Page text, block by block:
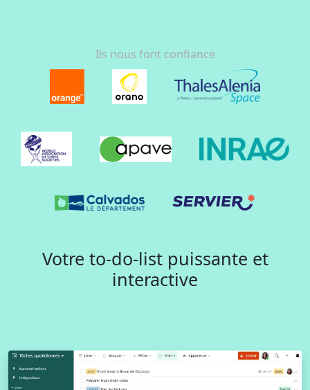
Ils nous font confiance
Votre to-do-list puissante et
interactive​